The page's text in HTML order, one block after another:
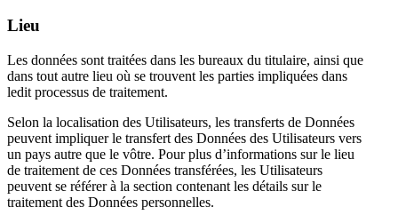
Lieu
Les données sont traitées dans les bureaux du titulaire, ainsi que
dans tout autre lieu où se trouvent les parties impliquées dans
ledit processus de traitement.
Selon la localisation des Utilisateurs, les transferts de Données
peuvent impliquer le transfert des Données des Utilisateurs vers
un pays autre que le vôtre. Pour plus d’informations sur le lieu
de traitement de ces Données transférées, les Utilisateurs
peuvent se référer à la section contenant les détails sur le
traitement des Données personnelles.